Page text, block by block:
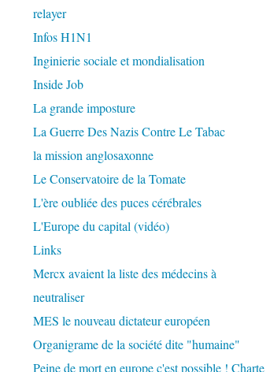
relayer
Infos H1N1
Inginierie sociale et mondialisation
Inside Job
La grande imposture
La Guerre Des Nazis Contre Le Tabac
la mission anglosaxonne
Le Conservatoire de la Tomate
L'ère oubliée des puces cérébrales
L'Europe du capital (vidéo)
Links
Mercx avaient la liste des médecins à
neutraliser
MES le nouveau dictateur européen
Organigrame de la société dite "humaine"
Peine de mort en europe c'est possible ! Charte